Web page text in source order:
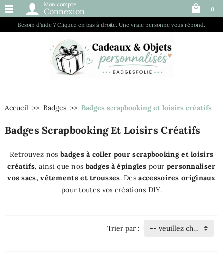
Besoin d’aide ? Cliquez en bas à droite. Une vraie personne vous répond.
Mon compte
Connexion 0
Accueil Badges Badges scrapbooking et loisirs créatifs
Badges Scrapbooking Et Loisirs Créatifs
Retrouvez nos badges à coller pour scrapbooking et loisirs
créatifs, ainsi que nos badges à épingles pour personnaliser
vos sacs, vêtements et trousses. Desaccessoires originaux
pour toutes vos créations DIY.
Trier par : -- veuillez choisir --